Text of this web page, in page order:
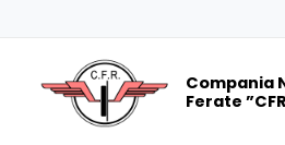
Compania
Ferate